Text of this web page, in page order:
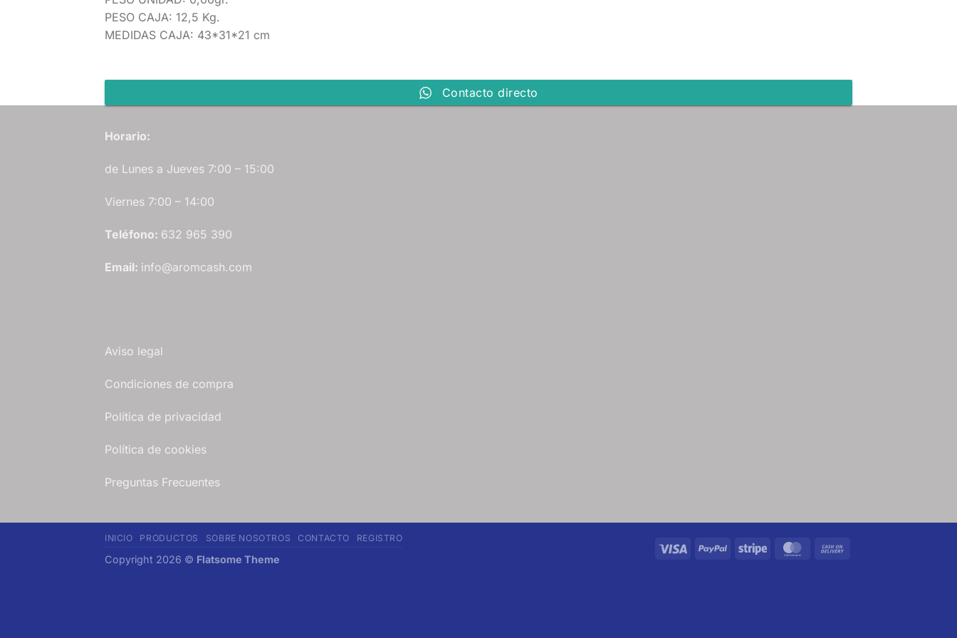
PESO CAJA: 12,5 Kg.
MEDIDAS CAJA: 43*31*21 cm
Contacto directo
Horario:
de Lunes a Jueves 7:00 – 15:00
Viernes 7:00 – 14:00
Teléfono: 632 965 390
Email: info@aromcash.com
Aviso legal
Condiciones de compra
Política de privacidad
Política de cookies
Preguntas Frecuentes
Visa PayPal Stripe MasterCard
INICIO PRODUCTOS SOBRE NOSOTROS CONTACTO REGISTRO
Copyright 2026 © Flatsome Theme